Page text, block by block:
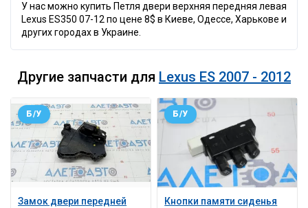
У нас можно купить Петля двери верхняя передняя левая
Lexus ES350 07-12 по цене 8$ в Киеве, Одессе, Харькове и
других городах в Украине.
Другие запчасти для Lexus ES 2007 - 2012
Замок двери передней
Б/У
Кнопки памяти сиденья
Б/У